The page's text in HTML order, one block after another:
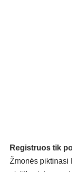
Registruos tik
Žmonės piktinasi